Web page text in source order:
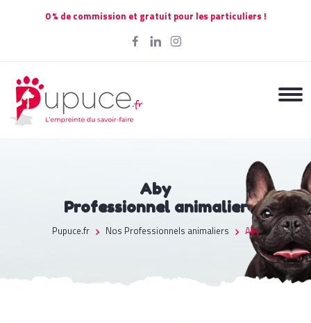
0 % de commission et gratuit pour les particuliers !
Aby
Professionnel animalier
Pupuce.fr Nos Professionnels animaliers Aby